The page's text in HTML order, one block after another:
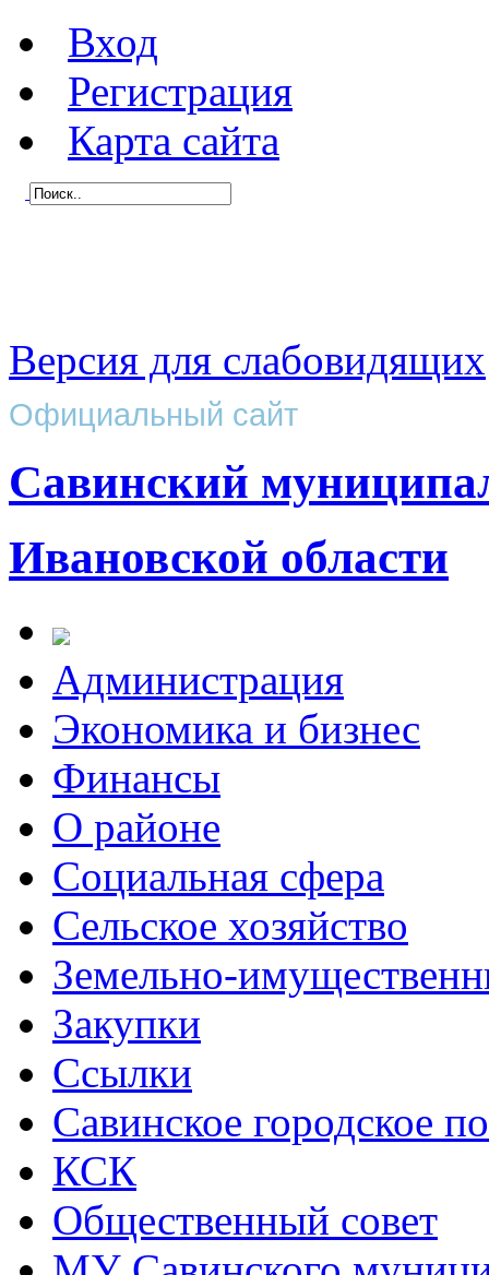
Вход
Регистрация
Карта сайта
Версия для слабовидящих
Официальный сайт
Савинский
Ивановской области
Администрация
Экономика и бизнес
Финансы
О районе
Социальная сфера
Сельское хозяйство
Земельно-
Закупки
Ссылки
Савинское городское
КСК
Общественный совет